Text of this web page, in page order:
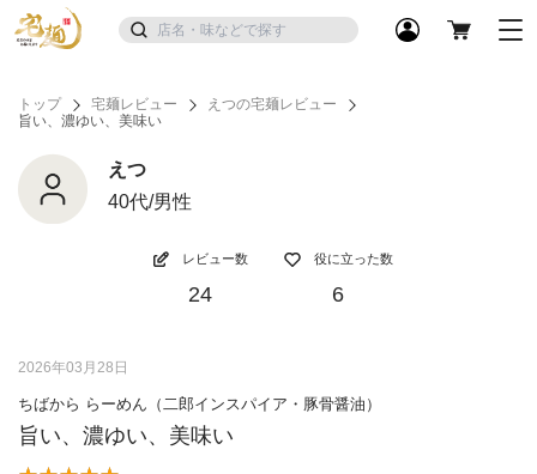
トップ 宅麺レビュー
えつの宅麺レビュー
旨い、濃ゆい、美味い
えつ
40代/男性
レビュー数
24
役に立った数
6
2026年03月28日
ちばから らーめん（二郎インスパイア・豚骨醤油）
旨い、濃ゆい、美味い